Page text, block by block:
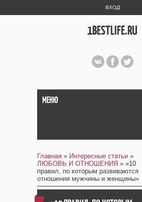
ВХОД
1BESTLIFE.RU
МЕНЮ
Главная » Интересные статьи »
ЛЮБОВЬ И ОТНОШЕНИЯ » «10
правил, по которым развиваются
отношения мужчины и женщины»